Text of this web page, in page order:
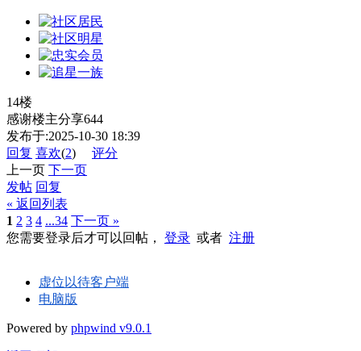
14楼
感谢楼主分享644
发布于:2025-10-30 18:39
回复 喜欢(2)
评分
上一页 下一页
发帖 回复
« 返回列表
1 2 3 4 ...34 下一页 »
您需要登录后才可以回帖， 登录 或者 注册
虚位以待客户端
电脑版
Powered by phpwind v9.0.1